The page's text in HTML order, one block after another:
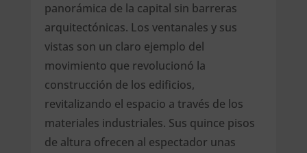
panorámica de la capital sin barreras
arquitectónicas. Los ventanales y sus
vistas son un claro ejemplo del
movimiento que revolucionó la
construcción de los edificios,
revitalizando el espacio a través de los
materiales industriales. Sus quince pisos
de altura ofrecen al espectador unas